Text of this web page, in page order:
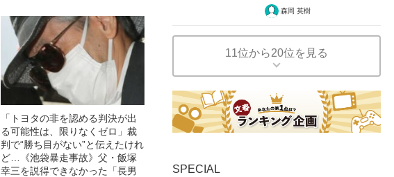
「トヨタの非を認める判決が出
る可能性は、限りなくゼロ」裁
判で“勝ち目がない”と伝えたけれ
ど…《池袋暴走事故》父・飯塚
幸三を説得できなかった「長男
森岡 英樹
11位から20位を見る
SPECIAL